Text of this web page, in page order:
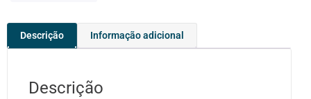
Descrição Informação adicional
Descrição